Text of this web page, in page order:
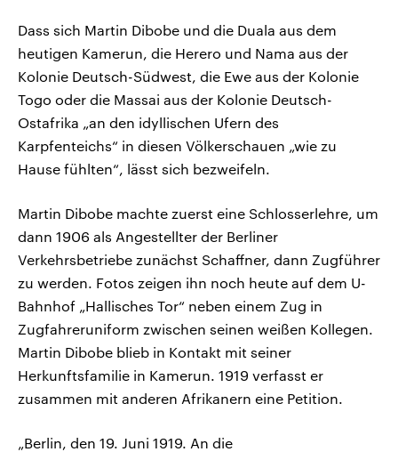
Dass sich Martin Dibobe und die Duala aus dem
heutigen Kamerun, die Herero und Nama aus der
Kolonie Deutsch-Südwest, die Ewe aus der Kolonie
Togo oder die Massai aus der Kolonie Deutsch-
Ostafrika „an den idyllischen Ufern des
Karpfenteichs“ in diesen Völkerschauen „wie zu
Hause fühlten“, lässt sich bezweifeln.
Martin Dibobe machte zuerst eine Schlosserlehre, um
dann 1906 als Angestellter der Berliner
Verkehrsbetriebe zunächst Schaffner, dann Zugführer
zu werden. Fotos zeigen ihn noch heute auf dem U-
Bahnhof „Hallisches Tor“ neben einem Zug in
Zugfahreruniform zwischen seinen weißen Kollegen.
Martin Dibobe blieb in Kontakt mit seiner
Herkunftsfamilie in Kamerun. 1919 verfasst er
zusammen mit anderen Afrikanern eine Petition.
„Berlin, den 19. Juni 1919. An die